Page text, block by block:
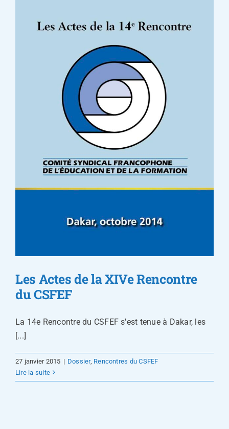
Les Actes de la XIVe Rencontre
du CSFEF
La 14e Rencontre du CSFEF s'est tenue à Dakar, les
[...]
27 janvier 2015 | Dossier, Rencontres du CSFEF
Lire la suite